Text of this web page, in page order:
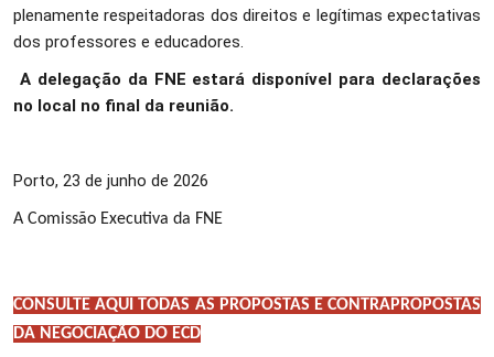
plenamente respeitadoras dos direitos e legítimas expectativas
dos professores e educadores.
A delegação da FNE estará disponível para declarações
no local no final da reunião.
Porto, 23 de junho de 2026
A Comissão Executiva da FNE
CONSULTE AQUI TODAS AS PROPOSTAS E CONTRAPROPOSTAS
DA NEGOCIAÇÃO DO ECD